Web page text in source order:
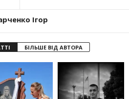
Ігор
БІЛЬШЕ ВІД АВТОРА